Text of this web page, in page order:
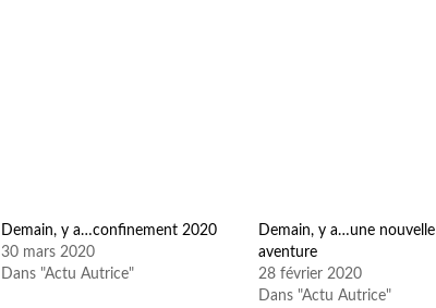
Demain, y a…confinement 2020
30 mars 2020
Dans "Actu Autrice"
Demain, y a…une nouvelle
aventure
28 février 2020
Dans "Actu Autrice"